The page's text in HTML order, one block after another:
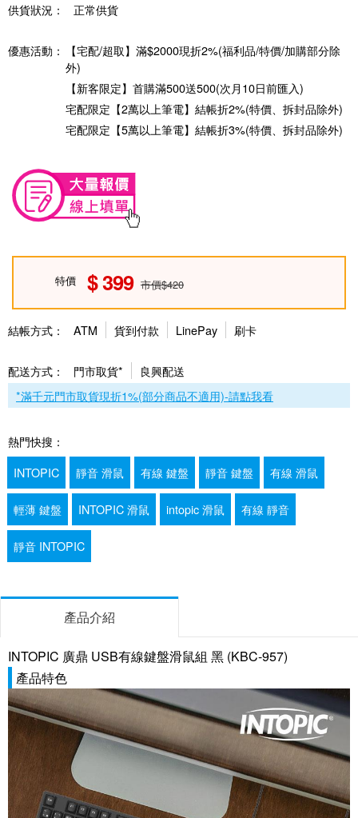
供貨狀況：
正常供貨
優惠活動：
【宅配/超取】滿$2000現折2%(福利品/特價/加購部分除
外)
【新客限定】首購滿500送500(次月10日前匯入)
宅配限定【2萬以上筆電】結帳折2%(特價、拆封品除外)
宅配限定【5萬以上筆電】結帳折3%(特價、拆封品除外)
特價 399 市價$420
結帳方式： ATM 貨到付款 LinePay 刷卡
配送方式： 門市取貨*
良興配送
*滿千元門市取貨現折1%(部分商品不適用)-請點我看
熱門快搜：
INTOPIC
靜音 滑鼠 有線 鍵盤 靜音 鍵盤 有線 滑鼠
輕薄 鍵盤 INTOPIC 滑鼠 intopic 滑鼠 有線 靜音
靜音 INTOPIC
產品介紹
INTOPIC 廣鼎 USB有線鍵盤滑鼠組 黑 (KBC-957)
產品特色